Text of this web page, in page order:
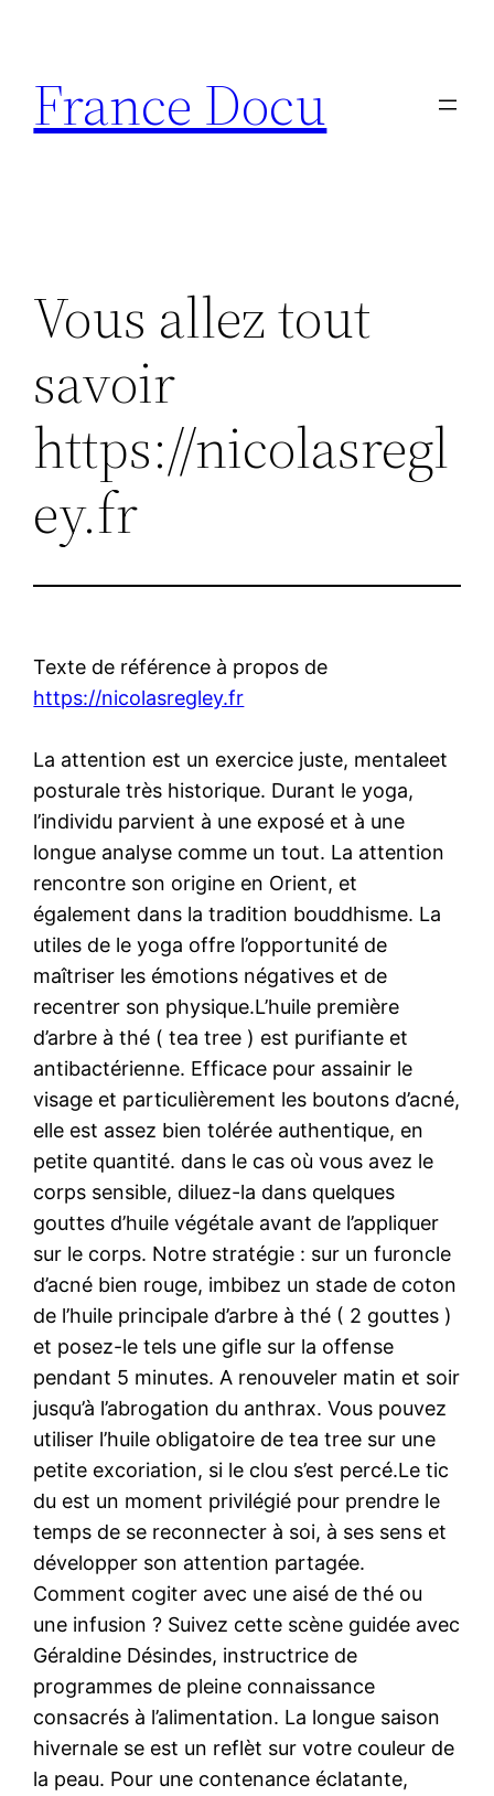
contenu
France Docu
Vous allez tout
savoir
https://nicolasregl
ey.fr
Texte de référence à propos de
https://nicolasregley.fr
La attention est un exercice juste, mentaleet
posturale très historique. Durant le yoga,
l’individu parvient à une exposé et à une
longue analyse comme un tout. La attention
rencontre son origine en Orient, et
également dans la tradition bouddhisme. La
utiles de le yoga offre l’opportunité de
maîtriser les émotions négatives et de
recentrer son physique.L’huile première
d’arbre à thé ( tea tree ) est purifiante et
antibactérienne. Efficace pour assainir le
visage et particulièrement les boutons d’acné,
elle est assez bien tolérée authentique, en
petite quantité. dans le cas où vous avez le
corps sensible, diluez-la dans quelques
gouttes d’huile végétale avant de l’appliquer
sur le corps. Notre stratégie : sur un furoncle
d’acné bien rouge, imbibez un stade de coton
de l’huile principale d’arbre à thé ( 2 gouttes )
et posez-le tels une gifle sur la offense
pendant 5 minutes. A renouveler matin et soir
jusqu’à l’abrogation du anthrax. Vous pouvez
utiliser l’huile obligatoire de tea tree sur une
petite excoriation, si le clou s’est percé.Le tic
du est un moment privilégié pour prendre le
temps de se reconnecter à soi, à ses sens et
développer son attention partagée.
Comment cogiter avec une aisé de thé ou
une infusion ? Suivez cette scène guidée avec
Géraldine Désindes, instructrice de
programmes de pleine connaissance
consacrés à l’alimentation. La longue saison
hivernale se est un reflèt sur votre couleur de
la peau. Pour une contenance éclatante,